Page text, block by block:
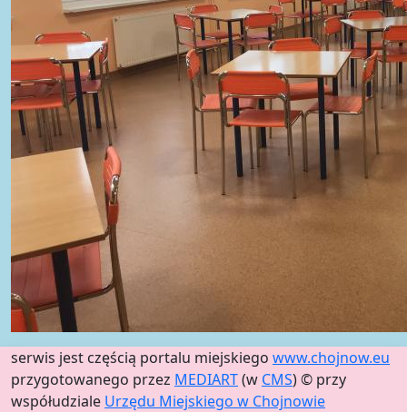
serwis jest częścią portalu miejskiego www.chojnow.eu
przygotowanego przez MEDIART(w CMS) © przy
współudziale Urzędu Miejskiego w Chojnowie